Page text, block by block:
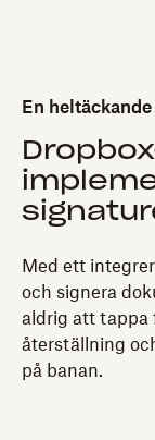
En
Med ett
och signera
aldrig att tappa
återställning
på banan.